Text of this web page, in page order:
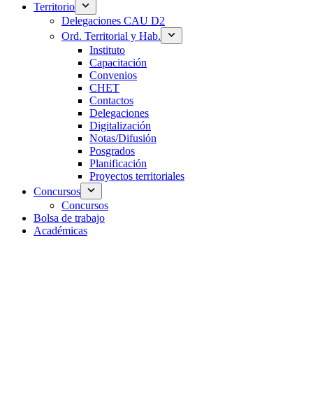
Territorio
Delegaciones CAU D2
Ord. Territorial y Hab.
Instituto
Capacitación
Convenios
CHET
Contactos
Delegaciones
Digitalización
Notas/Difusión
Posgrados
Planificación
Proyectos territoriales
Concursos
Concursos
Bolsa de trabajo
Académicas